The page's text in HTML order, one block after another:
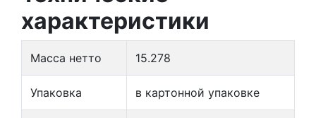
характеристики
Масса нетто 15.278
Упаковка в картонной упаковке